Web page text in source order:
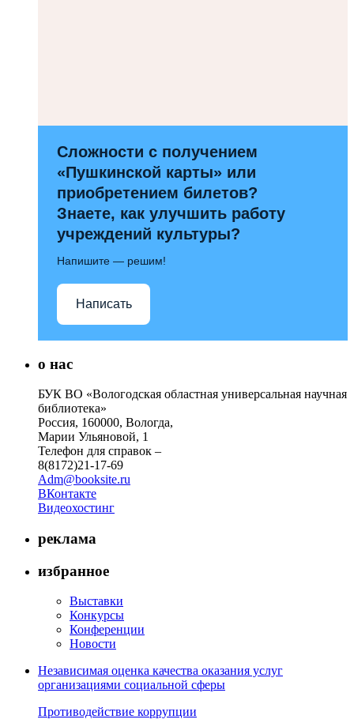
Сложности с получением
«Пушкинской карты» или
приобретением билетов?
Знаете, как улучшить работу
учреждений культуры?
Напишите — решим!
Написать
о нас
БУК ВО «Вологодская областная универсальная научная
библиотека»
Россия, 160000, Вологда,
Марии Ульяновой, 1
Телефон для справок –
8(8172)21-17-69
Adm@booksite.ru
ВКонтакте
Видеохостинг
реклама
избранное
Выставки
Конкурсы
Конференции
Новости
Независимая оценка качества оказания услуг
организациями социальной сферы
Противодействие коррупции